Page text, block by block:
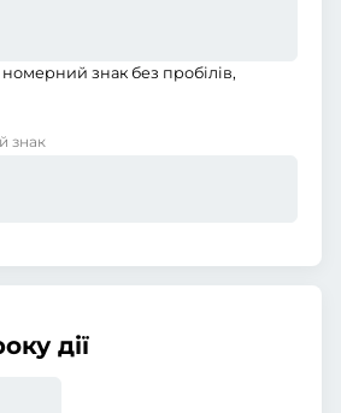
номерний знак без пробілів,
знак
дії